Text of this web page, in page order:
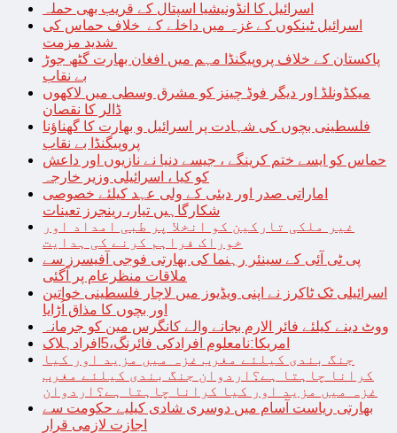
اسرائیل کا انڈونیشیا اسپتال کے قریب بھی حملہ
اسرائیل ٹینکوں کے غزہ میں داخلے کے خلاف حماس کی
پاکستان کے خلاف پروپیگنڈا مہم میں افغان بھارت گٹھ جوڑ
بے نقاب
میکڈونلڈ اور دیگر فوڈ چینز کو مشرق وسطی میں لاکھوں
ڈالر کا نقصان
فلسطینی بچوں کی شہادت پر اسرائیل و بھارت کا گھناؤنا
پروپیگنڈا بے نقاب
حماس کو ایسے ختم کرینگے ، جیسے دنیا نے نازیوں اور داعش
کو کیا ، اسرائیلی وزیر خارجہ
اماراتی صدر اور دبئی کے ولی عہد کیلئے خصوصی
شکارگاہیں تیار، رینجرز تعینات
غیر ملکی تارکین کو انخلا پر طبی امداد اور
خوراک فراہم کرنے کی ہدایت
پی ٹی آئی کے سینئر رہنما کی بھارتی فوجی آفیسرز سے
ملاقات منظرعام پر آگئی
اسرائیلی ٹک ٹاکرز نے اپنی ویڈیوز میں لاچار فلسطینی خواتین
اور بچوں کا مذاق اُڑایا
ووٹ دینے کیلئے فائر الارم بجانے والے کانگرس مین کو جرمانہ
امریکا:نامعلوم افرادکی فائرنگ،5افرادہلاک
جنگ بندی کیلئے مغرب غزہ میں مزید اور کیا
کرانا چاہتا ہے؟اردوان جنگ بندی کیلئے مغرب
غزہ میں مزید اور کیا کرانا چاہتا ہے؟اردوان
بھارتی ریاست آسام میں دوسری شادی کیلیے حکومت سے
اجازت لازمی قرار